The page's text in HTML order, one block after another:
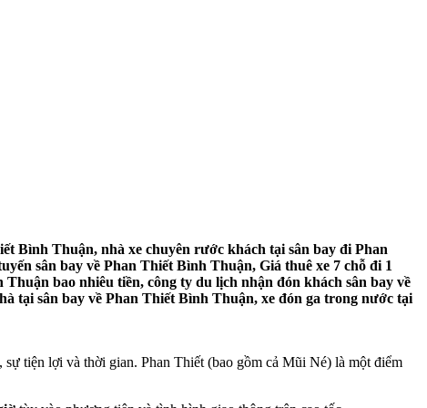
Bình Thuận, nhà xe chuyên rước khách tại sân bay đi Phan
sân bay về Phan Thiết Bình Thuận, Giá thuê xe 7 chỗ đi 1
bao nhiêu tiền, công ty du lịch nhận đón khách sân bay về
tại sân bay về Phan Thiết Bình Thuận, xe đón ga trong nước tại
tiện lợi và thời gian. Phan Thiết (bao gồm cả Mũi Né) là một điểm